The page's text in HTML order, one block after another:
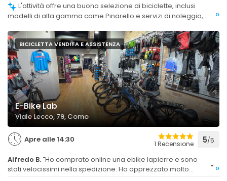
modelli di alta gamma come Pinarello e servizi di noleggio,
»
BICICLETTA VENDITA E ASSISTENZA
E-Bike Lab
Viale Lecco, 79, Como
Apre alle 14:30 1 Recensione 5/5
Alfredo B. "Ho comprato online una ebike lapierre e sono
stati velocissimi nella spedizione. Ho apprezzato molto
" »